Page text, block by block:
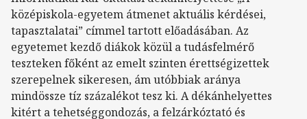
középiskola-egyetem átmenet aktuális kérdései,
tapasztalatai” címmel tartott előadásában. Az
egyetemet kezdő diákok közül a tudásfelmérő
teszteken főként az emelt szinten érettségizettek
szerepelnek sikeresen, ám utóbbiak aránya
mindössze tíz százalékot tesz ki. A dékánhelyettes
kitért a tehetséggondozás, a felzárkóztató és